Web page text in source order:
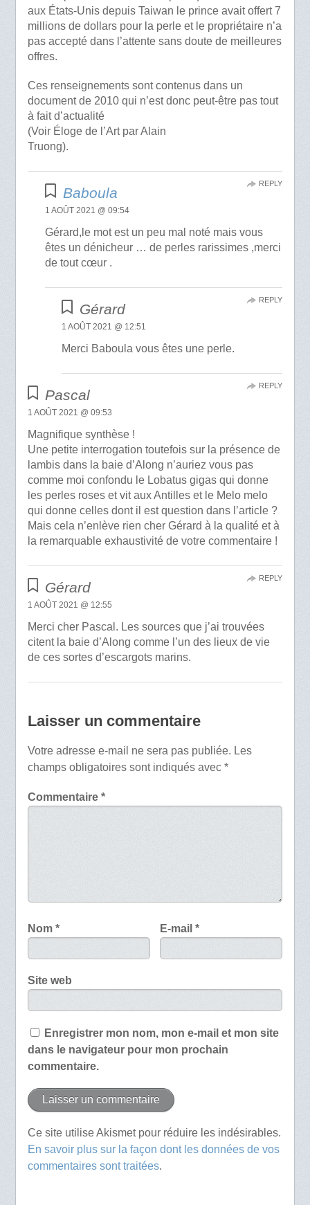
aux États-Unis depuis Taiwan le prince avait offert 7
millions de dollars pour la perle et le propriétaire n’a
pas accepté dans l’attente sans doute de meilleures
offres.
Ces renseignements sont contenus dans un
document de 2010 qui n’est donc peut-être pas tout
à fait d’actualité
(Voir Éloge de l’Art par Alain
Truong).
Baboula
1 AOÛT 2021 @ 09:54
Gérard,le mot est un peu mal noté mais vous
êtes un dénicheur … de perles rarissimes ,merci
de tout cœur .
REPLY
Gérard
1 AOÛT 2021 @ 12:51
Merci Baboula vous êtes une perle.
REPLY
Pascal
1 AOÛT 2021 @ 09:53
Magnifique synthèse !
Une petite interrogation toutefois sur la présence de
lambis dans la baie d’Along n’auriez vous pas
comme moi confondu le Lobatus gigas qui donne
les perles roses et vit aux Antilles et le Melo melo
qui donne celles dont il est question dans l’article ?
Mais cela n’enlève rien cher Gérard à la qualité et à
la remarquable exhaustivité de votre commentaire !
REPLY
Gérard
1 AOÛT 2021 @ 12:55
Merci cher Pascal. Les sources que j’ai trouvées
citent la baie d’Along comme l’un des lieux de vie
de ces sortes d’escargots marins.
REPLY
Laisser un commentaire
Votre adresse e-mail ne sera pas publiée. Les
champs obligatoires sont indiqués avec *
Commentaire *
Nom * E-mail*
Site web
Enregistrer mon nom, mon e-mail et mon site
dans le navigateur pour mon prochain
commentaire.
Ce site utilise Akismet pour réduire les indésirables.
En savoir plus sur la façon dont les données de vos
commentaires sont traitées.